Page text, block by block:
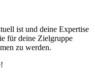
ist und deine Expertise
für deine Zielgruppe
zu werden.